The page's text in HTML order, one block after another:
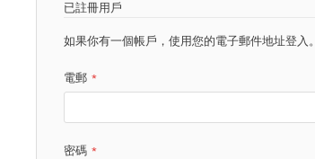
已註冊用戶
如果你有一個帳戶，使用您的電子郵件地址登入。
電郵
密碼